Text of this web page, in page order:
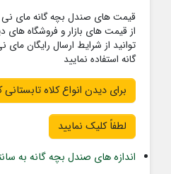
قیمت های صندل بچه گانه مای نی
از قیمت های بازار و فروشگاه
توانید از شرایط ارسال رایگان
گانه استفاده نمایید
برای دیدن انواع کلاه
لطفاً کلیک نمایید
اندازه های صندل بچه گانه به